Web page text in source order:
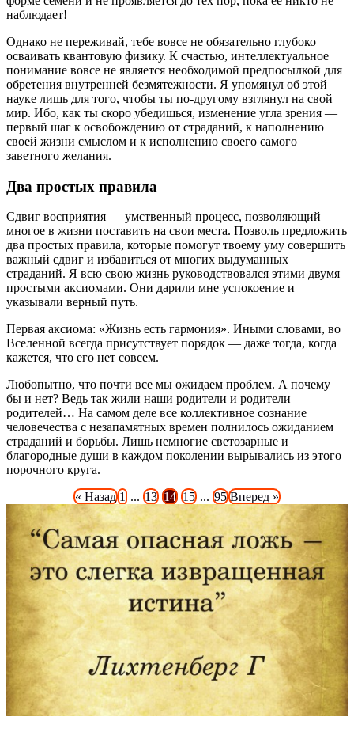
наблюдает!
Однако не переживай, тебе вовсе не обязательно глубоко
осваивать квантовую физику. К счастью, интеллектуальное
понимание вовсе не является необходимой предпосылкой для
обретения внутренней безмятежности. Я упомянул об этой
науке лишь для того, чтобы ты по-другому взглянул на свой
мир. Ибо, как ты скоро убедишься, изменение угла зрения —
первый шаг к освобождению от страданий, к наполнению
своей жизни смыслом и к исполнению своего самого
заветного желания.
Два простых правила
Сдвиг восприятия — умственный процесс, позволяющий
многое в жизни поставить на свои места. Позволь предложить
два простых правила, которые помогут твоему уму совершить
важный сдвиг и избавиться от многих выдуманных
страданий. Я всю свою жизнь руководствовался этими двумя
простыми аксиомами. Они дарили мне успокоение и
указывали верный путь.
Первая аксиома: «Жизнь есть гармония». Иными словами, во
Вселенной всегда присутствует порядок — даже тогда, когда
кажется, что его нет совсем.
Любопытно, что почти все мы ожидаем проблем. А почему
бы и нет? Ведь так жили наши родители и родители
родителей… На самом деле все коллективное сознание
человечества с незапамятных времен полнилось ожиданием
страданий и борьбы. Лишь немногие светозарные и
благородные души в каждом поколении вырывались из этого
порочного круга.
« Назад 1 ... 13 14 15 ... 95 Вперед »